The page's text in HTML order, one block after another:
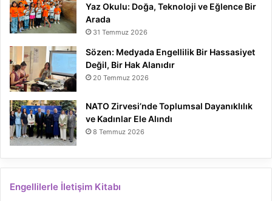
Yaz Okulu: Doğa, Teknoloji ve Eğlence Bir
Arada
31 Temmuz 2026
Sözen: Medyada Engellilik Bir Hassasiyet
Değil, Bir Hak Alanıdır
20 Temmuz 2026
NATO Zirvesi’nde Toplumsal Dayanıklılık
ve Kadınlar Ele Alındı
8 Temmuz 2026
Engellilerle İletişim Kitabı